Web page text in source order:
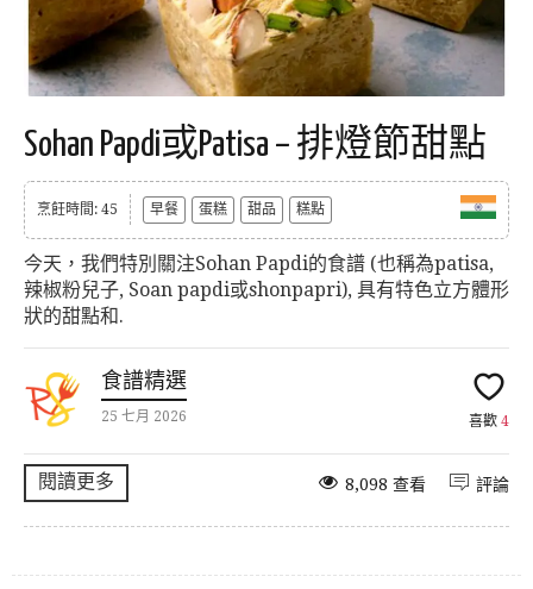
Sohan Papdi或Patisa – 排燈節甜點
烹飪時間: 45 早餐 蛋糕 甜品 糕點
今天，我們特別關注Sohan Papdi的食譜 (也稱為patisa,
辣椒粉兒子, Soan papdi或shonpapri), 具有特色立方體形
狀的甜點和.
食譜精選
25 七月 2026 喜歡 4
閱讀更多 評論
8,098 查看